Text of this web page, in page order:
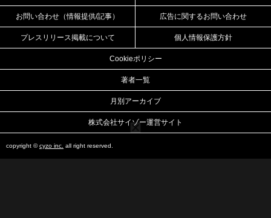
お問い合わせ（情報提供/記事） 広告に関するお問い合わせ
プレスリリース掲載について 個人情報保護方針
Cookieポリシー
著者一覧
月別アーカイブ
株式会社サイゾー運営サイト
copyright ©cyzo inc. all right reserved.